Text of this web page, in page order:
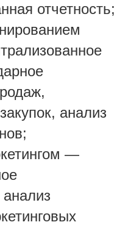
отчетность;
анализ
—